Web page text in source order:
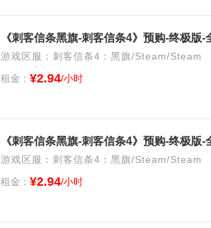
《刺客信条黑旗-刺客信条4》预购-终极版
游戏区服：刺客信条4：黑旗/Steam/Steam
租金： ¥2.94/小时
《刺客信条黑旗-刺客信条4》预购-终极版
游戏区服：刺客信条4：黑旗/Steam/Steam
租金： ¥2.94/小时